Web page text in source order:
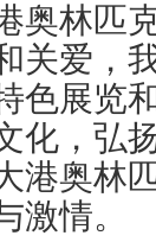
奥林匹
关爱，
色展览
化，弘
港奥林
激情。